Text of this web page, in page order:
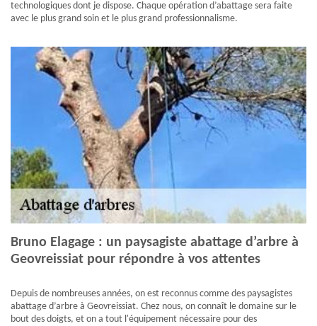
technologiques dont je dispose. Chaque opération d’abattage sera faite
avec le plus grand soin et le plus grand professionnalisme.
Bruno Elagage : un paysagiste abattage d’arbre à
Geovreissiat pour répondre à vos attentes
Depuis de nombreuses années, on est reconnus comme des paysagistes
abattage d’arbre à Geovreissiat. Chez nous, on connaît le domaine sur le
bout des doigts, et on a tout l'équipement nécessaire pour des